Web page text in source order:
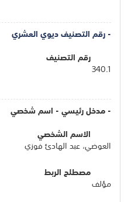
- رقم التصنيف ديوي العشري
رقم التصنيف
340.1
- مدخل رئيسي - اسم شخصي
الاسم الشخصي
العوضي، عبد الهادئ فوزي
مصطلح الربط
مؤلف